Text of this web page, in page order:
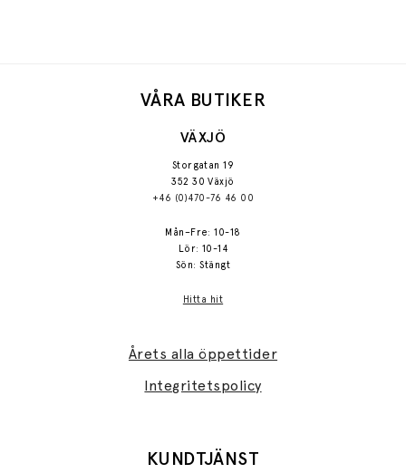
VÅRA BUTIKER
VÄXJÖ
Storgatan 19
352 30 Växjö
+46 (0)470-76 46 00
Mån–Fre: 10-18
Lör: 10-14
Sön: Stängt
Hitta hit
Årets alla öppettider
Integritetspolicy
KUNDTJÄNST